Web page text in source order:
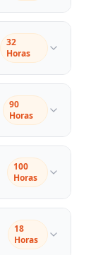
32
Horas
90
Horas
100
Horas
18
Horas